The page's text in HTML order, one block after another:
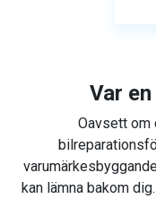
Var
Oavsett om
kan lämna bakom